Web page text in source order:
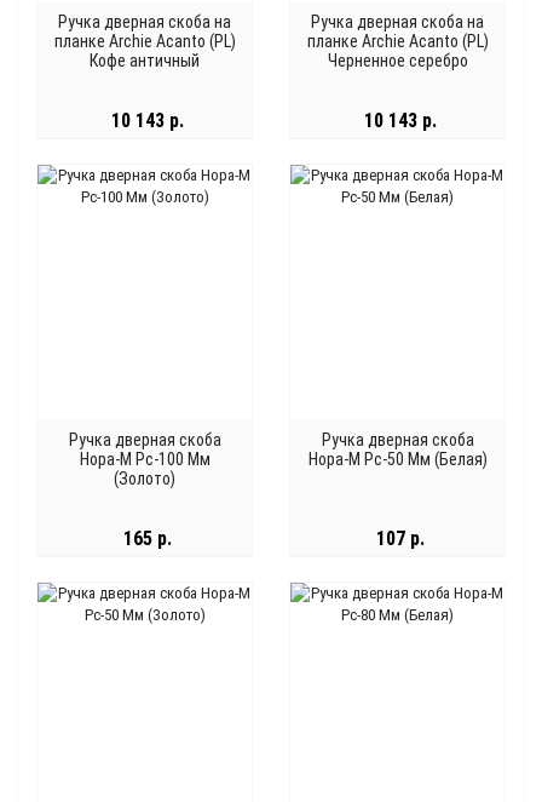
Ручка дверная скоба на
планке Archie Acanto (PL)
Кофе античный
10 143 р.
Ручка дверная скоба на
планке Archie Acanto (PL)
Черненное серебро
10 143 р.
Ручка дверная скоба
Нора-М Рс-100 Мм
(Золото)
165 р.
Ручка дверная скоба
Нора-М Рс-50 Мм (Белая)
107 р.